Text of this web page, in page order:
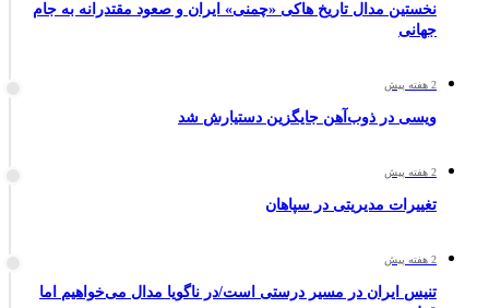
نخستین مدال تاریخ هاکی «چمنی» ایران و صعود مقتدرانه به جام
جهانی
2 هفته پیش
ویسی در ذوب‌آهن جایگزین دستیارش شد
2 هفته پیش
تغییرات مدیریتی در سپاهان
2 هفته پیش
تنیس ایران در مسیر درستی است/در ناگویا مدال می‌خواهیم اما